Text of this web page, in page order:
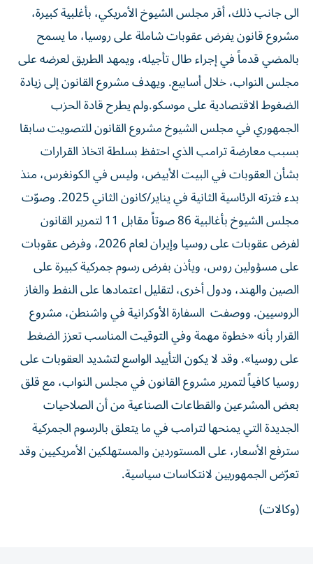
الى جانب ذلك، أقر مجلس الشيوخ الأمريكي، بأغلبية كبيرة،
مشروع قانون يفرض عقوبات شاملة على روسيا، ما يسمح
بالمضي قدماً في إجراء طال تأجيله، ويمهد الطريق لعرضه على
مجلس النواب، خلال أسابيع. ويهدف مشروع القانون إلى زيادة
الضغوط الاقتصادية ​على موسكو.ولم يطرح قادة الحزب
الجمهوري في مجلس الشيوخ مشروع القانون للتصويت سابقا
بسبب معارضة ترامب الذي احتفظ بسلطة اتخاذ القرارات
بشأن العقوبات في البيت الأبيض، وليس في الكونغرس، منذ
بدء فترته الرئاسية الثانية في يناير/كانون الثاني 2025. وصوّت
مجلس الشيوخ بأغالبية 86 صوتاً مقابل 11 لتمرير القانون
‌لفرض عقوبات على روسيا وإيران لعام 2026، وفرض عقوبات
على مسؤولين روس، ويأذن بفرض رسوم جمركية كبيرة على
الصين والهند، ودول أخرى، لتقليل اعتمادها على النفط والغاز
الروسيين. ووصفت السفارة الأوكرانية في واشنطن، مشروع
القرار بأنه «خطوة مهمة وفي التوقيت المناسب تعزز الضغط
على روسيا». وقد لا يكون التأييد الواسع لتشديد العقوبات على
روسيا كافياً لتمرير مشروع القانون في مجلس النواب، مع قلق
بعض المشرعين والقطاعات الصناعية من أن الصلاحيات
الجديدة التي يمنحها لترامب في ما يتعلق بالرسوم الجمركية
سترفع الأسعار، على المستوردين والمستهلكين الأمريكيين وقد
تعرّض الجمهوريين لانتكاسات سياسية.
(وكالات)